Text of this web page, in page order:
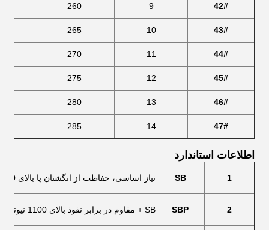
42#
9
260
43#
10
265
44#
11
270
45#
12
275
46#
13
280
47#
14
285
اطلاعات استاندارد
1
SB نیاز اساسی، حفاظت از انگشتان پا بالای 200 جی
2
SBP SB + مقاوم در برابر نفوذ بالای 1100 نیوتن